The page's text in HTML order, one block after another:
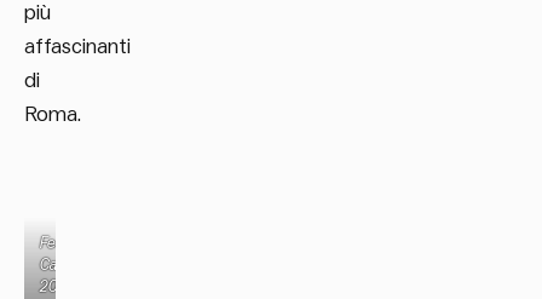
più
affascinanti
di
Roma.
Festival
Cabanes
2026_Naba
Festival
Cabanes
2026_Huttopia